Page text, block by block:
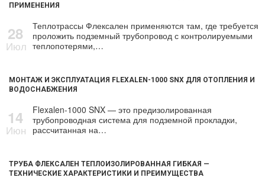
ПРИМЕНЕНИЯ
28
Июл
Теплотрассы Флексален применяются там, где требуется
проложить подземный трубопровод с контролируемыми
теплопотерями,…
МОНТАЖ И ЭКСПЛУАТАЦИЯ FLEXALEN-1000 SNX ДЛЯ ОТОПЛЕНИЯ И
ВОДОСНАБЖЕНИЯ
14
Июн
Flexalen-1000 SNX — это предизолированная
трубопроводная система для подземной прокладки,
рассчитанная на…
ТРУБА ФЛЕКСАЛЕН ТЕПЛОИЗОЛИРОВАННАЯ ГИБКАЯ —
ТЕХНИЧЕСКИЕ ХАРАКТЕРИСТИКИ И ПРЕИМУЩЕСТВА